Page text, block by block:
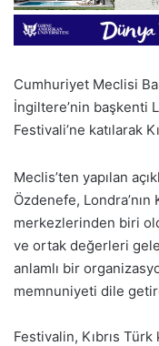
Cumhuriyet Meclisi
İngiltere’nin başkenti
Festivali’ne katılarak
Meclis’ten yapılan
Özdenefe, Londra’nın
merkezlerinden biri
ve ortak değerleri
anlamlı bir
memnuniyeti dile
Festivalin, Kıbrıs